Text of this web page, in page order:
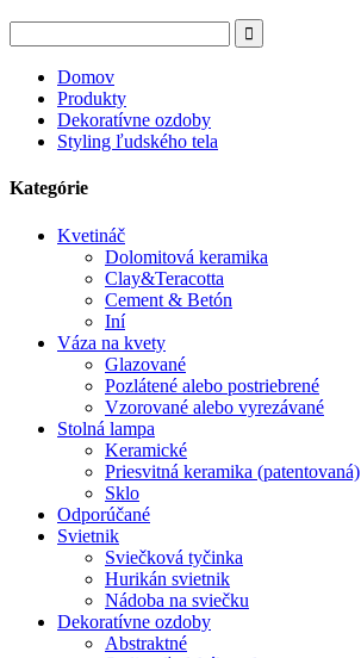
Domov
Produkty
Dekoratívne ozdoby
Styling ľudského tela
Kategórie
Kvetináč
Dolomitová keramika
Clay&Teracotta
Cement & Betón
Iní
Váza na kvety
Glazované
Pozlátené alebo postriebrené
Vzorované alebo vyrezávané
Stolná lampa
Keramické
Priesvitná keramika (patentovaná)
Sklo
Odporúčané
Svietnik
Sviečková tyčinka
Hurikán svietnik
Nádoba na sviečku
Dekoratívne ozdoby
Abstraktné